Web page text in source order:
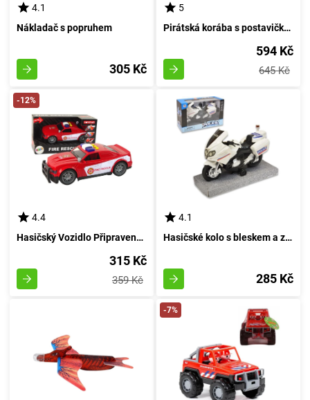
4.1
Nákladač s popruhem
305 Kč
5
Pirátská korába s postavičkami pirátů
594 Kč
645 Kč
-12%
4.4
Hasičský Vozidlo Připravenosti
315 Kč
359 Kč
4.1
Hasičské kolo s bleskem a zvukem 24 cm
285 Kč
-7%